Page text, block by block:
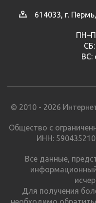
614033, г.
ВС:
© 2010 - 2026
Общество с
ИНН:
Все данные,
Для получения